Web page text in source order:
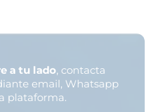
a tu lado, contacta
email, Whatsapp
plataforma.